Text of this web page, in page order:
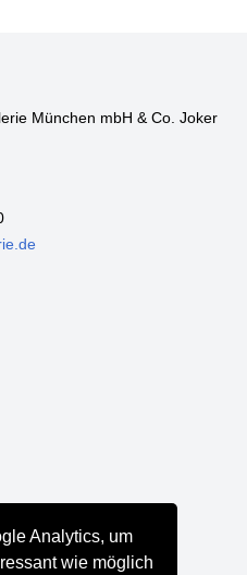
Analytics, um
wie möglich
München mbH & Co. Joker